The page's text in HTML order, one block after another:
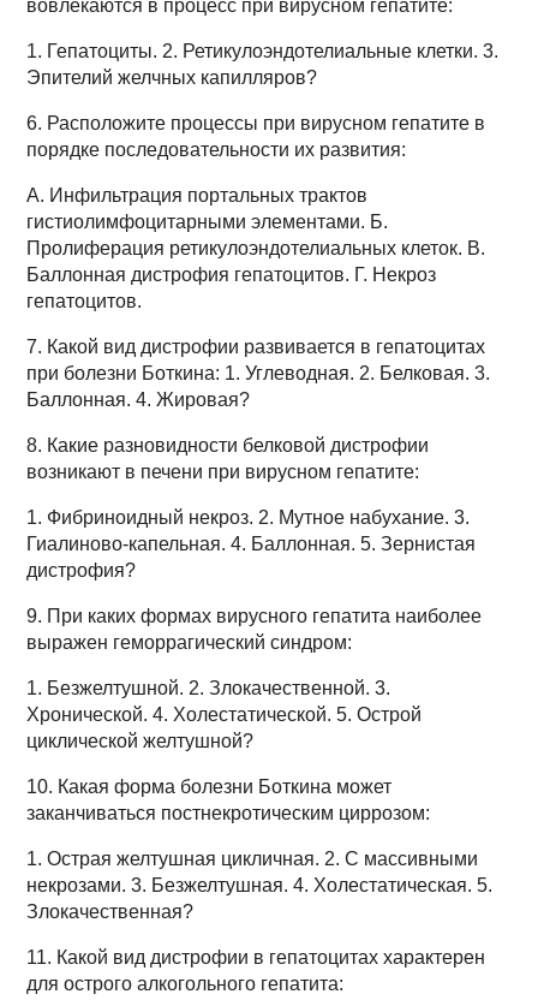
вовлекаются в процесс при вирусном гепатите:
1. Гепатоциты. 2. Ретикулоэндотелиальные клетки. 3.
Эпителий желчных капилляров?
6. Расположите процессы при вирусном гепатите в
порядке последовательности их развития:
А. Инфильтрация портальных трактов
гистиолимфоцитарными элементами. Б.
Пролиферация ретикулоэндотелиальных клеток. В.
Баллонная дистрофия гепатоцитов. Г. Некроз
гепатоцитов.
7. Какой вид дистрофии развивается в гепатоцитах
при болезни Боткина: 1. Углеводная. 2. Белковая. 3.
Баллонная. 4. Жировая?
8. Какие разновидности белковой дистрофии
возникают в печени при вирусном гепатите:
1. Фибриноидный некроз. 2. Мутное набухание. 3.
Гиалиново-капельная. 4. Баллонная. 5. Зернистая
дистрофия?
9. При каких формах вирусного гепатита наиболее
выражен геморрагический синдром:
1. Безжелтушной. 2. Злокачественной. 3.
Хронической. 4. Холестатической. 5. Острой
циклической желтушной?
10. Какая форма болезни Боткина может
заканчиваться постнекротическим циррозом:
1. Острая желтушная цикличная. 2. С массивными
некрозами. 3. Безжелтушная. 4. Холестатическая. 5.
Злокачественная?
11. Какой вид дистрофии в гепатоцитах характерен
для острого алкогольного гепатита: